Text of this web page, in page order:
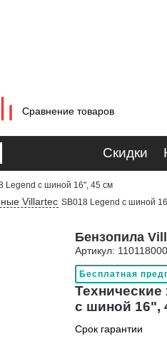
Сравнение товаров
Скидки
Legend с шиной 16", 45 см
Villartec SB018 Legend с шиной
Бензопила
Артикул:
Бесплатная
Технические
с шиной 16",
Срок гарантии